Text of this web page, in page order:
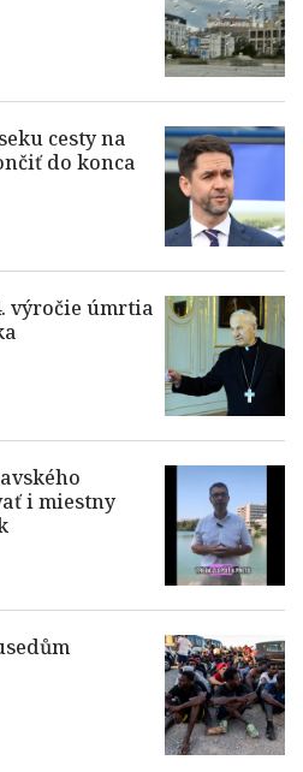
cesty na
do konca
výročie úmrtia
i miestny